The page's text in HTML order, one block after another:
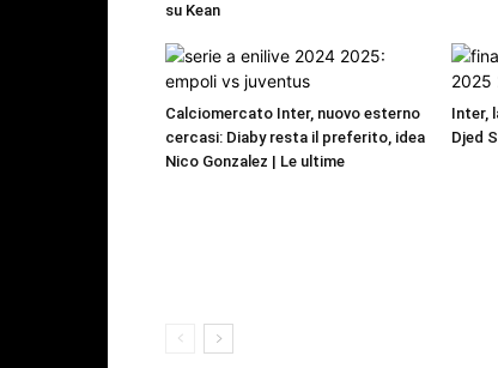
su Kean
Calciomercato Inter, nuovo esterno
cercasi: Diaby resta il preferito, idea
Nico Gonzalez | Le ultime
Inter,
Djed